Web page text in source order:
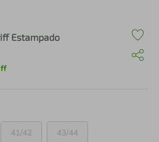
Estampado
41/42 43/44